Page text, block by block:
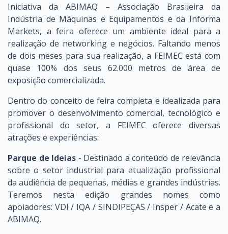
Iniciativa da ABIMAQ – Associação Brasileira da
Indústria de Máquinas e Equipamentos e da Informa
Markets, a feira oferece um ambiente ideal para a
realização de networking e negócios. Faltando menos
de dois meses para sua realização, a FEIMEC está com
quase 100% dos seus 62.000 metros de área de
exposição comercializada.
Dentro do conceito de feira completa e idealizada para
promover o desenvolvimento comercial, tecnológico e
profissional do setor, a FEIMEC oferece diversas
atrações e experiências:
Parque de Ideias - Destinado a conteúdo de relevância
sobre o setor industrial para atualização profissional
da audiência de pequenas, médias e grandes indústrias.
Teremos nesta edição grandes nomes como
apoiadores: VDI / IQA / SINDIPEÇAS / Insper / Acate e a
ABIMAQ.